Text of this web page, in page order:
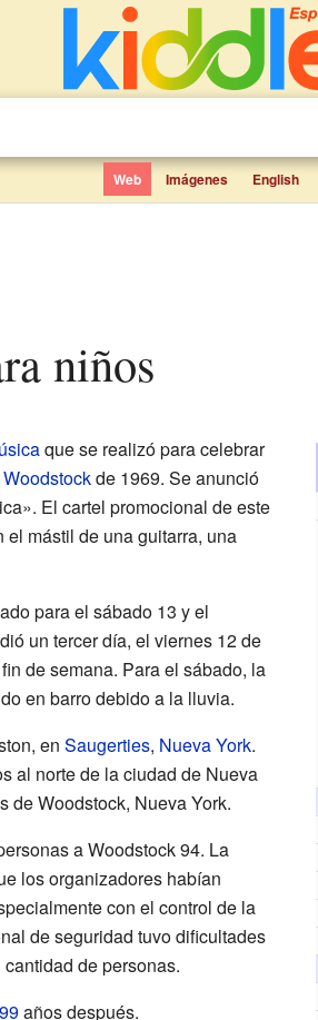
Web Imágenes English
niños
que se realizó para celebrar
de 1969. Se anunció
El cartel promocional de este
mástil de una guitarra, una
para el sábado 13 y el
un tercer día, el viernes 12 de
de semana. Para el sábado, la
en barro debido a la lluvia.
en Saugerties, Nueva York.
al norte de la ciudad de Nueva
de Woodstock, Nueva York.
a Woodstock 94. La
los organizadores habían
con el control de la
de seguridad tuvo dificultades
de personas.
años después.